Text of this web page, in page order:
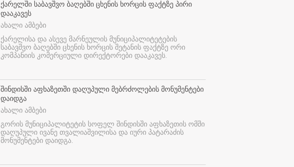
ქარელში საბავშვო ბაღებში ცხენის ხორცის ფაქტზე პირი
დააკავეს
ახალი ამბები
ქარელისა და ასევე მარნეულის მუნიციპალიტეტების
საბავშვო ბაღებში ცხენის ხორცის შეტანის ფაქტზე ორი
კომპანიის კომერციული დირექტორები დააკავეს.
შინდისში აფხაზეთში დაღუპული მებრძოლების მონუმენტები
დაიდგა
ახალი ამბები
გორის მუნიციპალიტეტის სოფელ შინდისში აფხაზეთის ომში
დაღუპული ივანე თვალიაშვილისა და იური პატარაძის
მონუმენტები დაიდგა.